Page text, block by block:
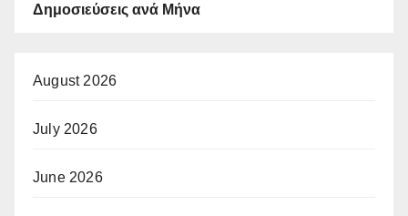
Δημοσιεύσεις ανά Μήνα
August 2026
July 2026
June 2026